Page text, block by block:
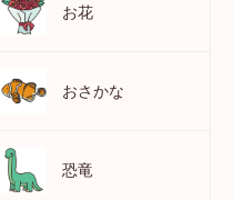
お花
おさかな
恐竜